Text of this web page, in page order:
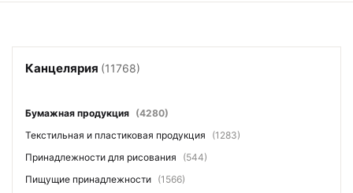
Канцелярия (11768)
Бумажная продукция (4280)
Текстильная и пластиковая продукция
(1283)
Принадлежности для рисования
(544)
Пищущие принадлежности (1566)